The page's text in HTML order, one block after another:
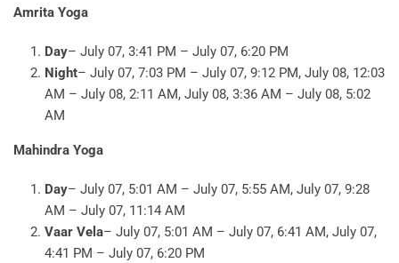
Amrita Yoga
Day– July 07, 3:41 PM – July 07, 6:20 PM
Night– July 07, 7:03 PM – July 07, 9:12 PM, July 08, 12:03
AM – July 08, 2:11 AM, July 08, 3:36 AM – July 08, 5:02
AM
Mahindra Yoga
Day– July 07, 5:01 AM – July 07, 5:55 AM, July 07, 9:28
AM – July 07, 11:14 AM
Vaar Vela– July 07, 5:01 AM – July 07, 6:41 AM, July 07,
4:41 PM – July 07, 6:20 PM